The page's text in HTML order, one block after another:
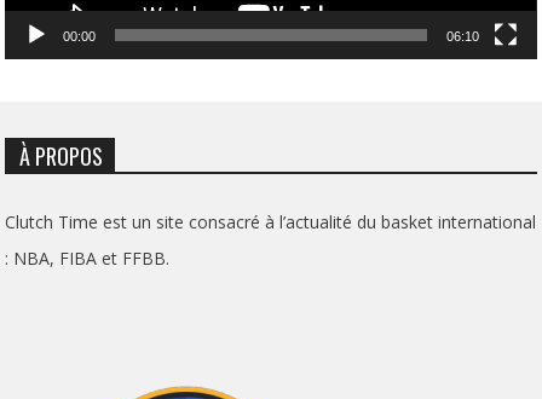
00:00 06:10
À PROPOS
Clutch Time est un site consacré à l’actualité du basket international
: NBA, FIBA et FFBB.